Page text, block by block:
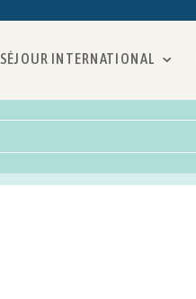
SÉJOUR INTERNATIONAL